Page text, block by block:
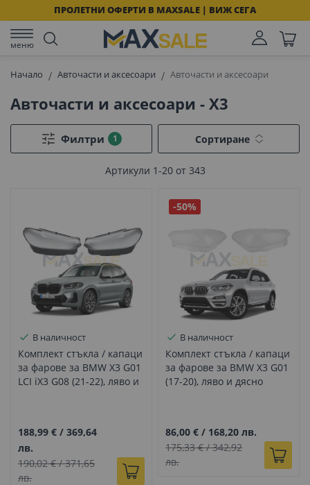
ПРОЛЕТНИ ОФЕРТИ В MAXSALE | ВИЖ СЕГА
меню
Начало Авточасти и аксесоари Авточасти и аксесоари
Авточасти и аксесоари - X3
Филтри
Артикули 1-20от 343
Сортиране
В наличност
Комплект стъкла / капаци
за фарове за BMW X3 G01
LCI iX3 G08 (21-22), ляво и
188,99 € / 369,64
лв.
190,02 €/371,65
лв.
-50%
В наличност
Комплект стъкла / капаци
за фарове за BMW X3 G01
(17-20), ляво и дясно
86,00 € / 168,20 лв.
175,33 €/342,92
лв.